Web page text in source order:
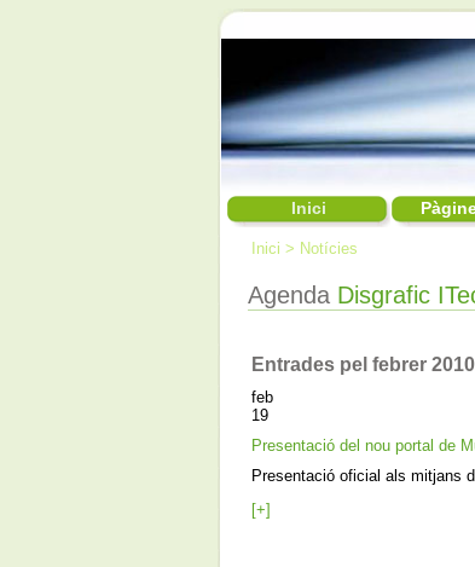
Inici
Inici > Notícies
Agenda Disgrafic
Entrades pel febrer 2010
feb
19
Presentació del nou portal de
Presentació oficial als mitjans
[+]